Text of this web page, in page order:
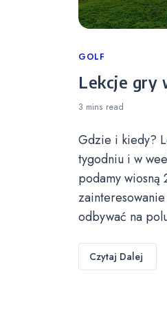
Categories
GOLF
Lekcje gry
3 mins read
Gdzie i kiedy?
tygodniu i w
podamy wiosną
odbywać na
Czytaj Dalej